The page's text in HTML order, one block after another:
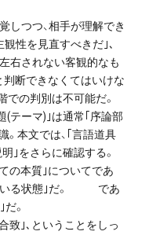
しつつ、相手が理解でき
性を見直すべきだ｣､
右されない客観的なも
断できなくてはいけな
での判別は不可能だ。
(テーマ)｣は通常｢序論部
本文では、｢言語道具
明｣をさらに確認する。
質｣についてであ
ている状態｣だ。 であ
。
致｣､ということをしっ